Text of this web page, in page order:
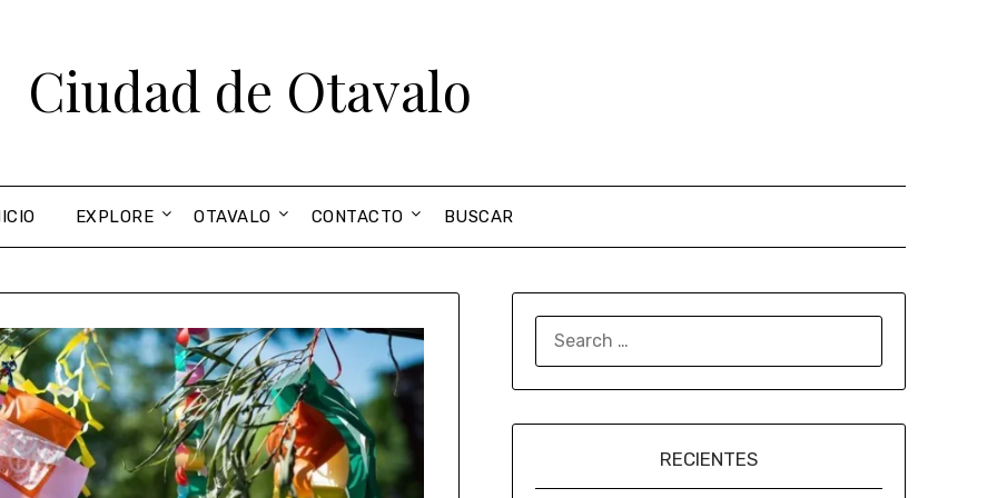
Ciudad de Otavalo
EXPLORE OTAVALO CONTACTO BUSCAR
RECIENTES